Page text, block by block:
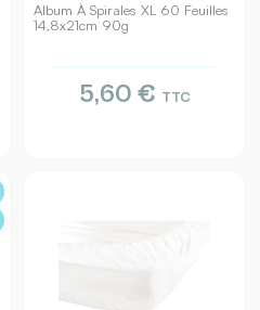
Album À Spirales XL 60 Feuilles
14,8x21cm 90g
5,60 € TTC